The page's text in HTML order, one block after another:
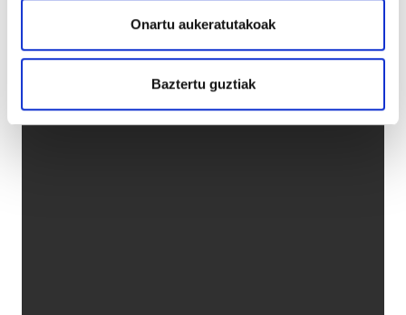
Onartu aukeratutakoak
Baztertu guztiak